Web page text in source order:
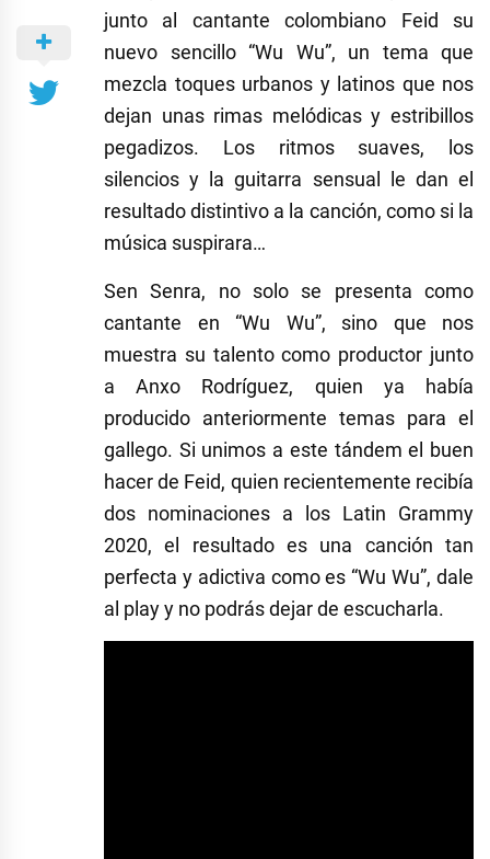
junto al cantante colombiano Feid su
nuevo sencillo “Wu Wu”, un tema que
mezcla toques urbanos y latinos que nos
dejan unas rimas melódicas y estribillos
pegadizos. Los ritmos suaves, los
silencios y la guitarra sensual le dan el
resultado distintivo a la canción, como si la
música suspirara…
Sen Senra, no solo se presenta como
cantante en “Wu Wu”, sino que nos
muestra su talento como productor junto
a Anxo Rodríguez, quien ya había
producido anteriormente temas para el
gallego. Si unimos a este tándem el buen
hacer de Feid, quien recientemente recibía
dos nominaciones a los Latin Grammy
2020, el resultado es una canción tan
perfecta y adictiva como es “Wu Wu”, dale
al play y no podrás dejar de escucharla.